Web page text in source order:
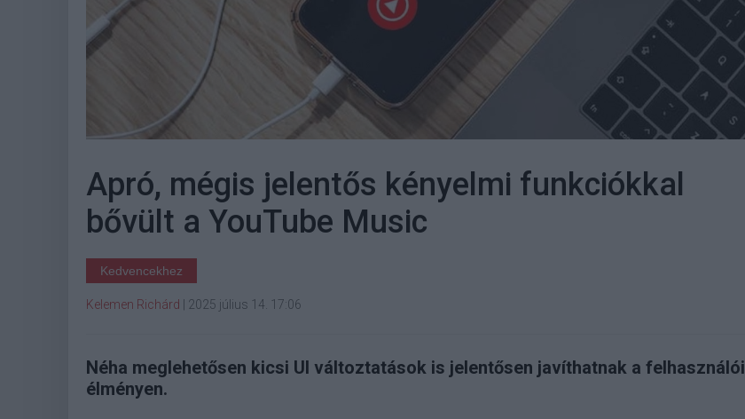
Apró, mégis jelentős kényelmi funkciókkal
bővült a YouTube Music
Kedvencekhez
Kelemen Richárd 2025 július 14. 17:06
Néha meglehetősen kicsi UI változtatások is jelentősen javíthatnak a felhasználói
élményen.